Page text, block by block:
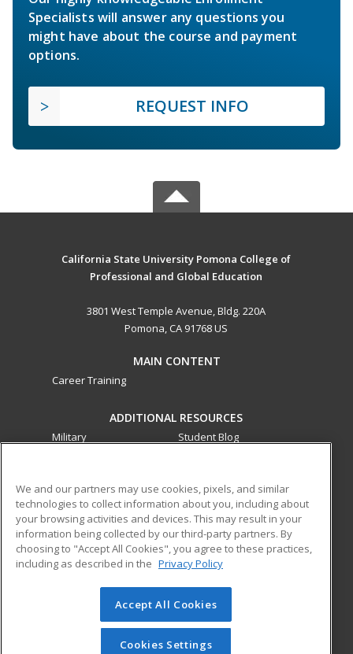
Specialists will answer any questions you
might have about the course and payment
options.
REQUEST INFO
California State University Pomona College of
Professional and Global Education
3801 West Temple Avenue, Bldg. 220A
Pomona, CA 91768 US
MAIN CONTENT
Career Training
ADDITIONAL RESOURCES
Military
Student Blog
ed2go partners with this academic institution to provide
best-in-class non-credit online continuing education courses
that empower today’s workforce with relevant and
transferable skills needed for career growth in high-demand
© 2026 ed2go, a division of Cengage Learning. All rights
reserved. The material on this site cannot be reproduced or
redistributed unless you have obtained prior written
We and our partners may use cookies, pixels, and similar
technologies to collect information about you, including about
your browsing activities and devices. This may result in your
information being collected by our third-party partners. By
choosing to "Accept All Cookies", you agree to these practices,
including as described in the Privacy Policy
Accept All Cookies
Cookies Settings